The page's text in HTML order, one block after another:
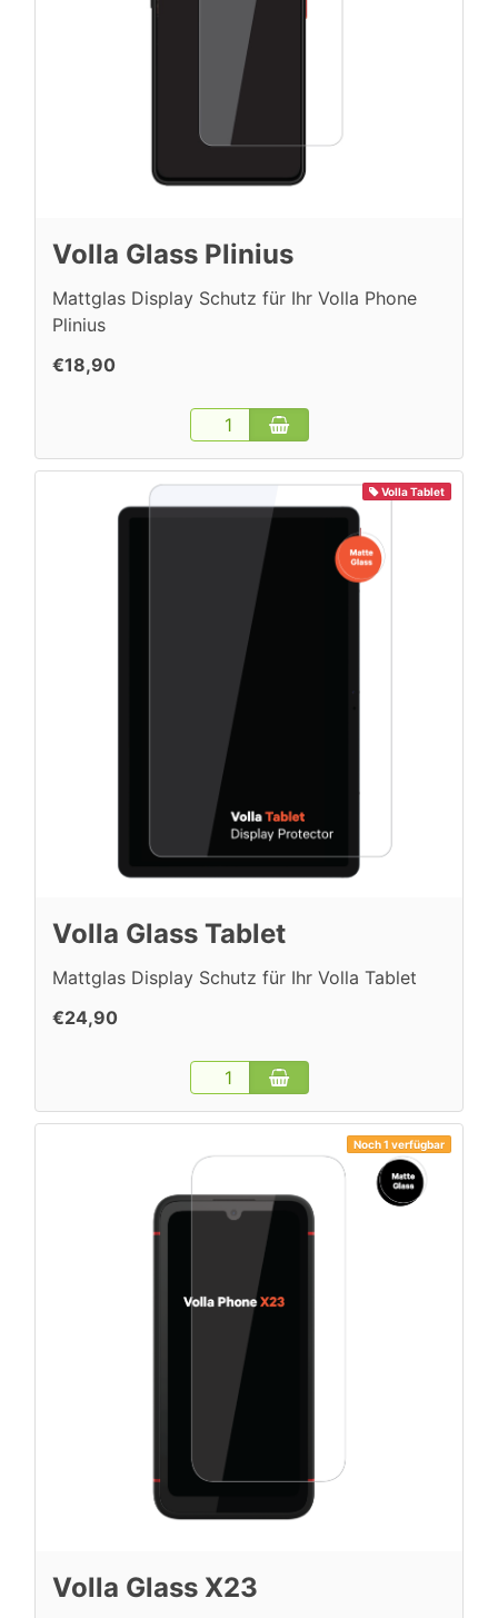
Volla Glass Plinius
Mattglas Display Schutz für Ihr Volla Phone
Plinius
€18,90
Volla Tablet
Volla Glass Tablet
Mattglas Display Schutz für Ihr Volla Tablet
€24,90
Noch 1 verfügbar
Volla Glass X23